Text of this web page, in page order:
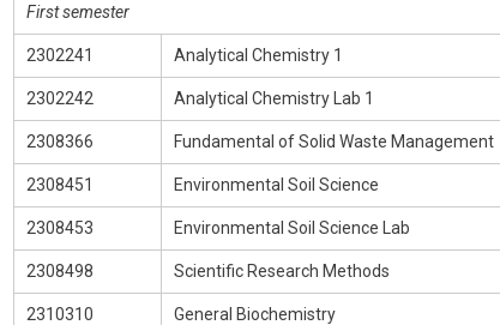
First semester
2302241 Analytical Chemistry 1
2302242 Analytical Chemistry Lab 1
2308366 Fundamental of Solid Waste Management
2308451 Environmental Soil Science
2308453 Environmental Soil Science Lab
2308498 Scientific Research Methods
2310310 General Biochemistry